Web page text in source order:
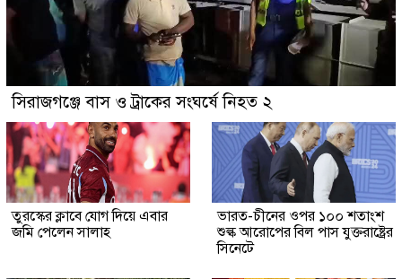
সিরাজগঞ্জে বাস ও ট্রাকের সংঘর্ষে নিহত ২
তুরস্কের ক্লাবে যোগ দিয়ে এবার
জমি পেলেন সালাহ
ভারত-চীনের ওপর ১০০ শতাংশ
শুল্ক আরোপের বিল পাস যুক্তরাষ্ট্রের
সিনেটে